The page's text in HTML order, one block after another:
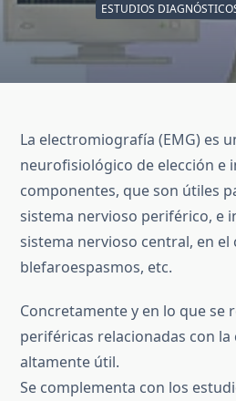
ESTUDIOS
La electromiografía (EMG) es
neurofisiológico de elección e
componentes, que son útiles
sistema nervioso periférico, e
sistema nervioso central, en el
blefaroespasmos, etc.
Concretamente y en lo que se
periféricas relacionadas con
altamente útil.
Se complementa con los